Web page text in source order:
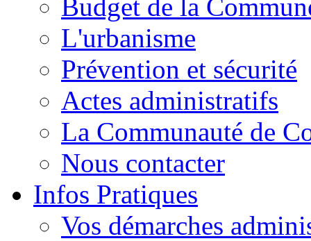
Budget de la
L'urbanisme
Prévention et sécurité
Actes administratifs
La Communauté de
Nous contacter
Infos Pratiques
Vos démarches